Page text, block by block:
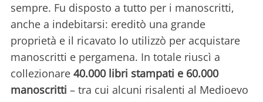
sempre. Fu disposto a tutto per i manoscritti,
anche a indebitarsi: ereditò una grande
proprietà e il ricavato lo utilizzò per acquistare
manoscritti e pergamena. In totale riuscì a
collezionare 40.000 libri stampati e 60.000
manoscritti – tra cui alcuni risalenti al Medioevo